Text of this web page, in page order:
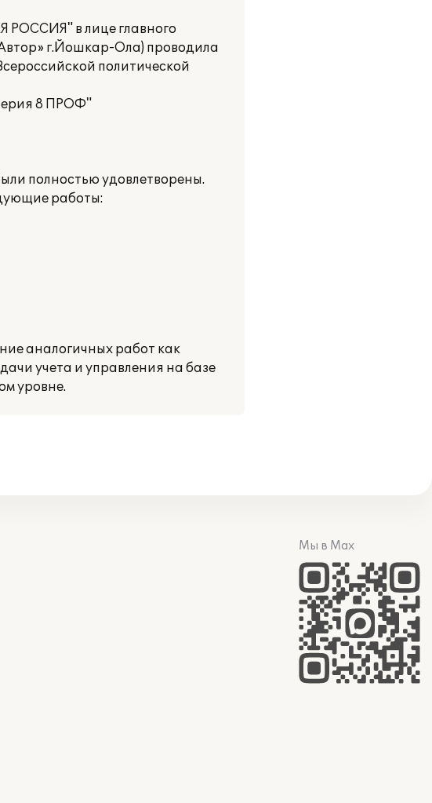
РОССИЯ" в лице главного
г.Йошкар-Ола) проводила
политической
8 ПРОФ"
полностью удовлетворены.
работы:
аналогичных работ как
учета и управления на базе
уровне.
Мы в Max